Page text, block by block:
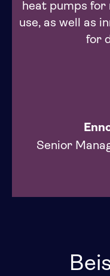
heat pumps
use, as well as
for
Senior